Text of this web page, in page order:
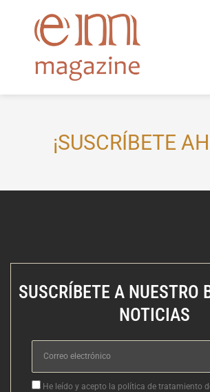
contenido
¡SUSCRÍBETE
SUSCRÍBETE A NUESTRO
NOTICIAS
Correo
electrónico
Aceptacion
He leído y acepto la política de tratamiento